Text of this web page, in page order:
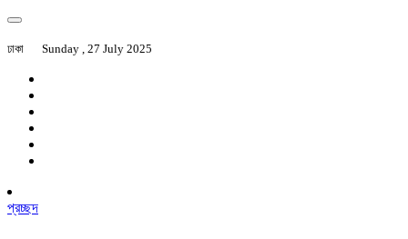
ঢাকা Sunday , 27 July 2025
প্রচ্ছদ